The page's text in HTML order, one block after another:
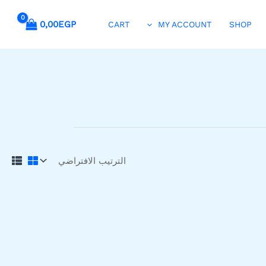
SHOP
MY ACCOUNT
CART
0,00EGP